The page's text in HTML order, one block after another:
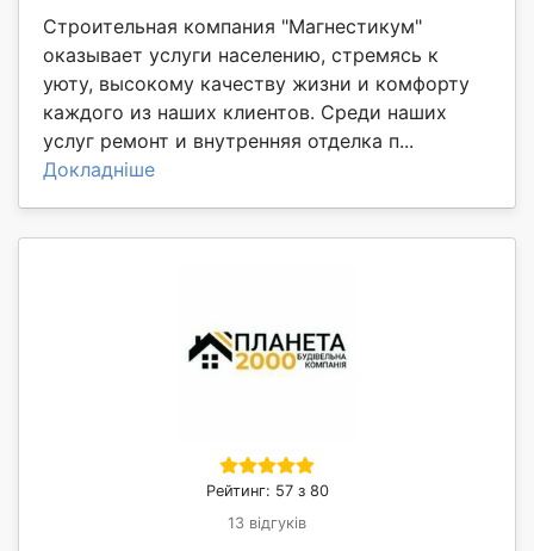
Строительная компания "Магнестикум"
оказывает услуги населению, стремясь к
уюту, высокому качеству жизни и комфорту
каждого из наших клиентов. Среди наших
услуг ремонт и внутренняя отделка п...
Докладніше
Рейтинг: 57 з 80
13 відгуків